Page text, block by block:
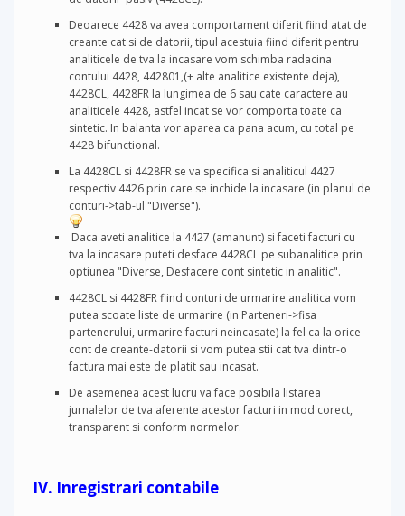
Deoarece 4428 va avea comportament diferit fiind atat de
creante cat si de datorii, tipul acestuia fiind diferit pentru
analiticele de tva la incasare vom schimba radacina
contului 4428, 442801,(+ alte analitice existente deja),
4428CL, 4428FR la lungimea de 6 sau cate caractere au
analiticele 4428, astfel incat se vor comporta toate ca
sintetic. In balanta vor aparea ca pana acum, cu total pe
4428 bifunctional.
La 4428CL si 4428FR se va specifica si analiticul 4427
respectiv 4426 prin care se inchide la incasare (in planul de
conturi->tab-ul "Diverse").
Daca aveti analitice la 4427 (amanunt) si faceti facturi cu
tva la incasare puteti desface 4428CL pe subanalitice prin
optiunea "Diverse, Desfacere cont sintetic in analitic".
4428CL si 4428FR fiind conturi de urmarire analitica vom
putea scoate liste de urmarire (in Parteneri->fisa
partenerului, urmarire facturi neincasate) la fel ca la orice
cont de creante-datorii si vom putea stii cat tva dintr-o
factura mai este de platit sau incasat.
De asemenea acest lucru va face posibila listarea
jurnalelor de tva aferente acestor facturi in mod corect,
transparent si conform normelor.
IV. Inregistrari contabile